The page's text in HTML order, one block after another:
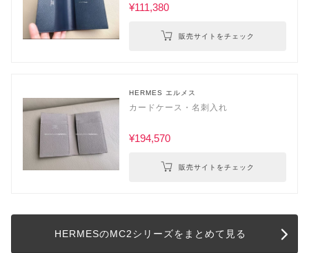
¥111,380
販売サイトをチェック
HERMES エルメス
カードケース・名刺入れ
¥194,570
販売サイトをチェック
HERMESのMC2シリーズをまとめて見る